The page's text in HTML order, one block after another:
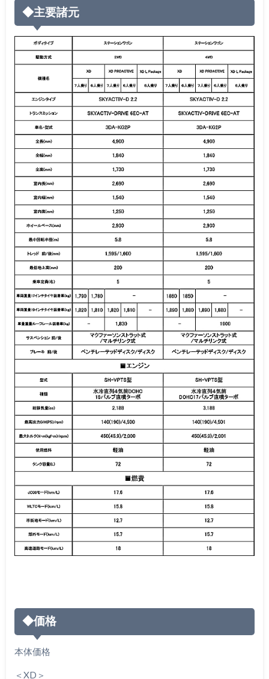
◆主要諸元
◆価格
本体価格
＜XD＞